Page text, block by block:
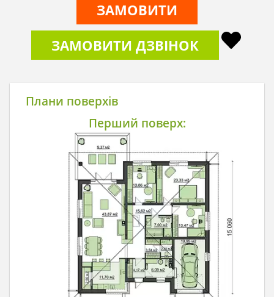
ЗАМОВИТИ
ЗАМОВИТИ ДЗВІНОК
Плани поверхів
Перший поверх: